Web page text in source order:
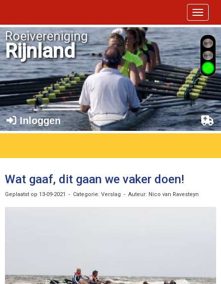
Toggle
Roeivereniging
Rijnland
Inloggen
Wat gaaf, dit gaan we vaker doen!
Geplaatst op 13-09-2021 - Categorie: Verslag - Auteur: Nico van Ravesteyn